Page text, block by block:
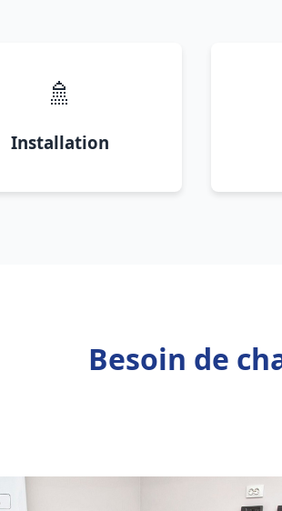
🚿
Installation
Besoin de